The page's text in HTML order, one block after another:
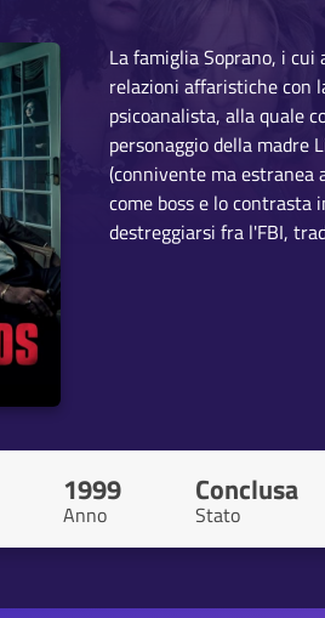
La famiglia Soprano, i
relazioni affaristiche con
psicoanalista, alla quale
personaggio della madre
(connivente ma estranea
come boss e lo contrasta
destreggiarsi fra l'FBI,
1999
Anno
Conclusa
Stato